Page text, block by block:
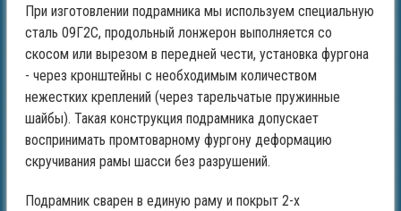
При изготовлении подрамника мы используем специальную
сталь 09Г2С, продольный лонжерон выполняется со
скосом или вырезом в передней чести, установка фургона
- через кронштейны с необходимым количеством
нежестких креплений (через тарельчатые пружинные
шайбы). Такая конструкция подрамника допускает
воспринимать промтоварному фургону деформацию
скручивания рамы шасси без разрушений.
Подрамник сварен в единую раму и покрыт 2-х